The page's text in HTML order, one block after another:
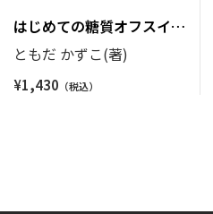
はじめての糖質オフスイー
ツ
ともだ かずこ(著)
¥1,430